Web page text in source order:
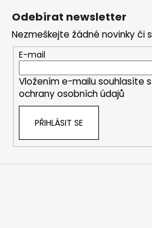
Odebírat newsletter
Nezmeškejte žádné novinky či
E-mail
Vložením e-mailu souhlasíte s
ochrany osobních údajů
PŘIHLÁSIT SE